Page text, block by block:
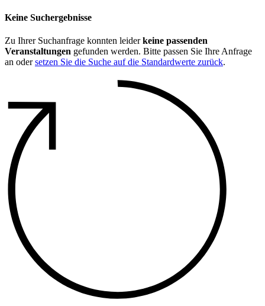
Keine Suchergebnisse
Zu Ihrer Suchanfrage konnten leiderkeine passenden
Veranstaltungen gefunden werden. Bitte passen Sie Ihre Anfrage
an odersetzen Sie die Suche auf die Standardwerte zurück.